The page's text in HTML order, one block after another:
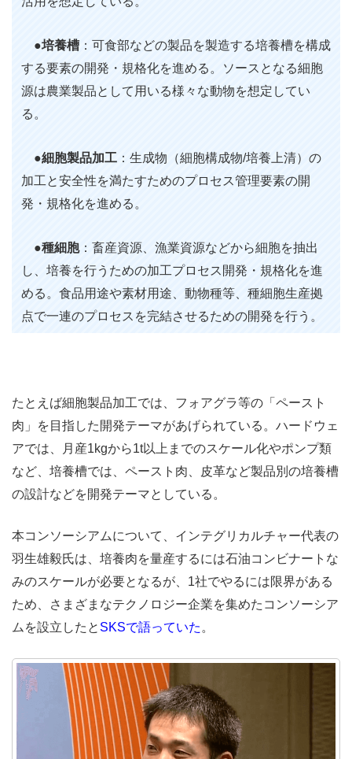
●培養槽 ：可食部などの製品を製造する培養槽を構成
する要素の開発・規格化を進める。ソースとなる細胞
源は農業製品として用いる様々な動物を想定してい
る。
●細胞製品加工 ：生成物（細胞構成物/培養上清）の
加工と安全性を満たすためのプロセス管理要素の開
発・規格化を進める。
●種細胞：畜産資源、漁業資源などから細胞を抽出
し、培養を行うための加工プロセス開発・規格化を進
める。食品用途や素材用途、動物種等、種細胞生産拠
点で一連のプロセスを完結させるための開発を行う。
たとえば細胞製品加工では、フォアグラ等の「ペースト
肉」を目指した開発テーマがあげられている。ハードウェ
アでは、月産1kgから1t以上までのスケール化やポンプ類
など、培養槽では、ペースト肉、皮革など製品別の培養槽
の設計などを開発テーマとしている。
本コンソーシアムについて、 インテグリカルチャー代表の
羽生雄毅氏は、培養肉を量産するには石油コンビナートな
みのスケールが必要となるが、1社でやるには限界がある
ため、さまざまなテクノロジー企業を集めたコンソーシア
ムを設立したと SKSで語っていた 。